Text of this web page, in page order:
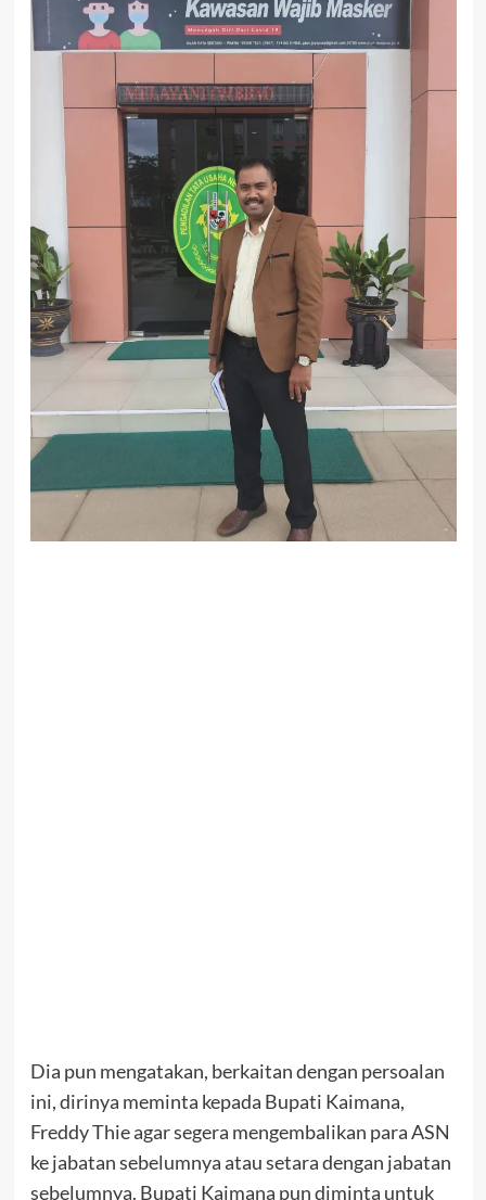
Dia pun mengatakan, berkaitan dengan persoalan
ini, dirinya meminta kepada Bupati Kaimana,
Freddy Thie agar segera mengembalikan para ASN
ke jabatan sebelumnya atau setara dengan jabatan
sebelumnya. Bupati Kaimana pun diminta untuk